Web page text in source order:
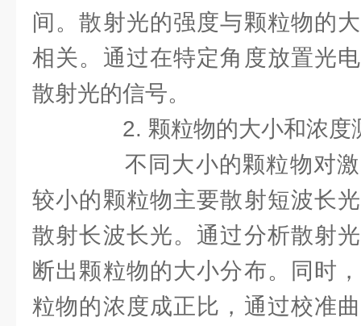
间。散射光的强度与颗粒物的
相关。通过在特定角度放置光
散射光的信号。
2. 颗粒物的大小和浓度
不同大小的颗粒物对激
较小的颗粒物主要散射短波长
散射长波长光。通过分析散射
断出颗粒物的大小分布。同时
粒物的浓度成正比，通过校准